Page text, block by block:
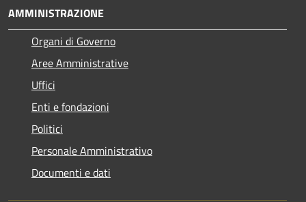
AMMINISTRAZIONE
Organi di Governo
Aree Amministrative
Uffici
Enti e fondazioni
Politici
Personale Amministrativo
Documenti e dati